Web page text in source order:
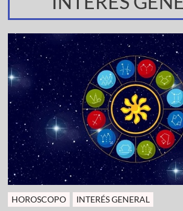
HOROSCOPO INTERÉS GENERAL